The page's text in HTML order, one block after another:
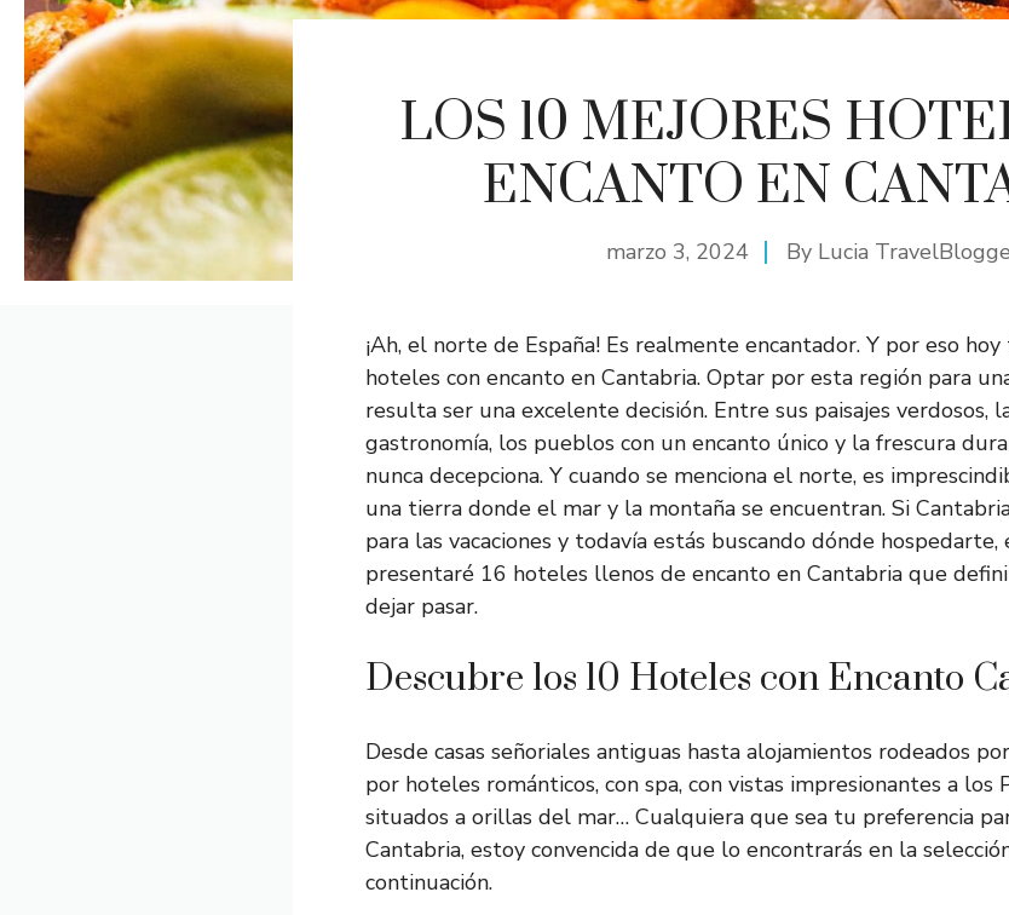
LOS 10 MEJORES
ENCANTO EN
marzo 3, 2024 By Lucia
¡Ah, el norte de España! Es realmente encantador. Y por eso
hoteles con encanto en Cantabria. Optar por esta región para
resulta ser una excelente decisión. Entre sus paisajes verdosos,
gastronomía, los pueblos con un encanto único y la frescura
nunca decepciona. Y cuando se menciona el norte, es
una tierra donde el mar y la montaña se encuentran. Si
para las vacaciones y todavía estás buscando dónde
presentaré 16 hoteles llenos de encanto en Cantabria que
dejar pasar.
Descubre los 10 Hoteles con Encanto
Desde casas señoriales antiguas hasta alojamientos rodeados
por hoteles románticos, con spa, con vistas impresionantes a los
situados a orillas del mar… Cualquiera que sea tu preferencia
Cantabria, estoy convencida de que lo encontrarás en la
continuación.